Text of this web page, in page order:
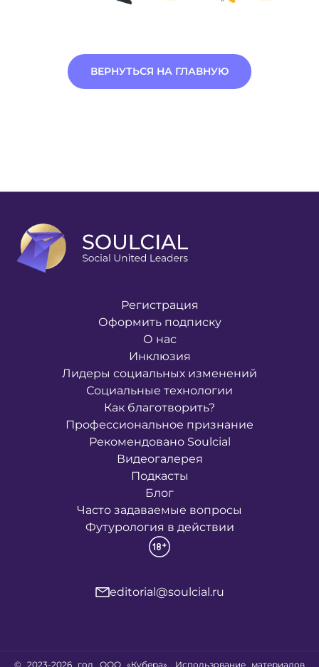
ВЕРНУТЬСЯ НА ГЛАВНУЮ
Регистрация
Оформить подписку
О нас
Инклюзия
Лидеры социальных изменений
Социальные технологии
Как благотворить?
Профессиональное признание
Рекомендовано Soulcial
Видеогалерея
Подкасты
Блог
Часто задаваемые вопросы
Футурология в действии
editorial@soulcial.ru
© 2023-2026 год ООО «Кубера». Использование материалов